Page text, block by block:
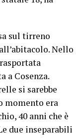
sul tirreno
Nello
a Cosenza.
si sarebbe
momento era
40 anni che è
due inseparabili